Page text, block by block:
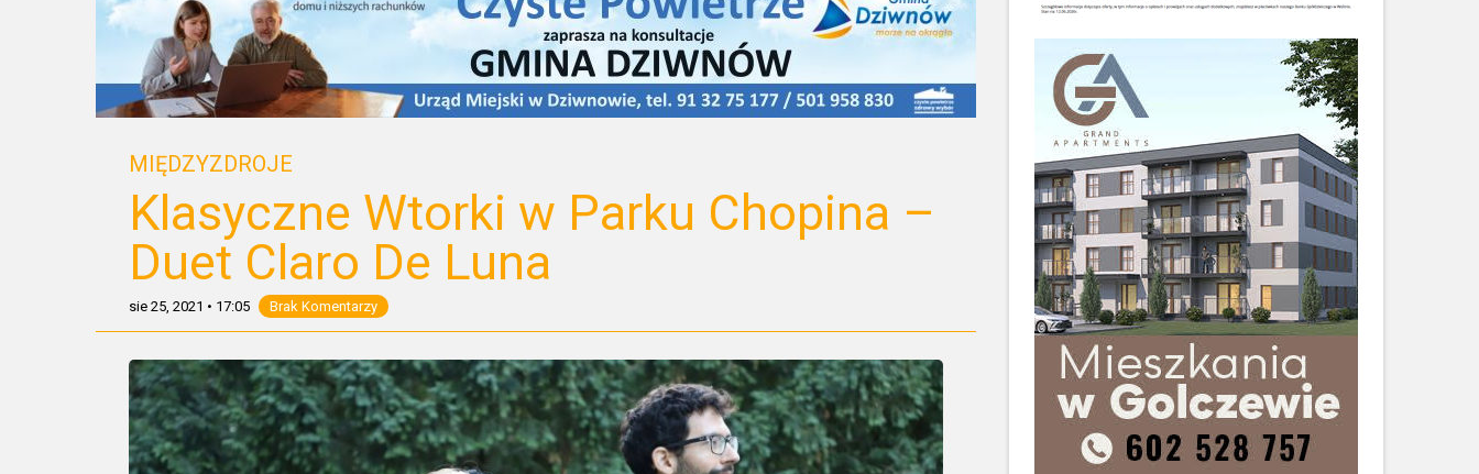
MIĘDZYZDROJE
Klasyczne Wtorki w Parku Chopina –
Duet Claro De Luna
sie 25, 2021 • 17:05 Brak Komentarzy